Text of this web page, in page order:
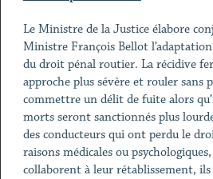
Le Ministre de la Justice élabore
Ministre François Bellot
du droit pénal routier. La récidive
approche plus sévère et rouler sans
commettre un délit de fuite alors
morts seront sanctionnés plus
des conducteurs qui ont perdu le
raisons médicales ou
collaborent à leur rétablissement,